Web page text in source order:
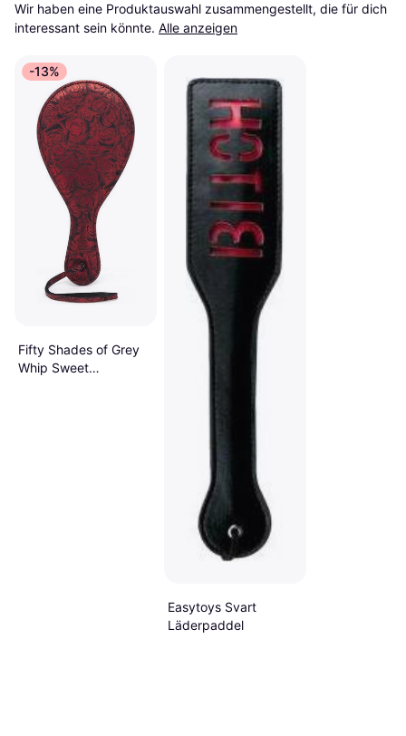
Wir haben eine Produktauswahl zusammengestellt, die für dich
interessant sein könnte. Alle anzeigen
-13%
Fifty Shades of Grey
Whip Sweet
Easytoys Svart
Läderpaddel